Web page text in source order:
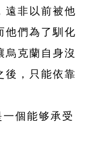
遠非以前被他
他們為了馴化
烏克蘭自身沒
後，只能依靠
個能够承受